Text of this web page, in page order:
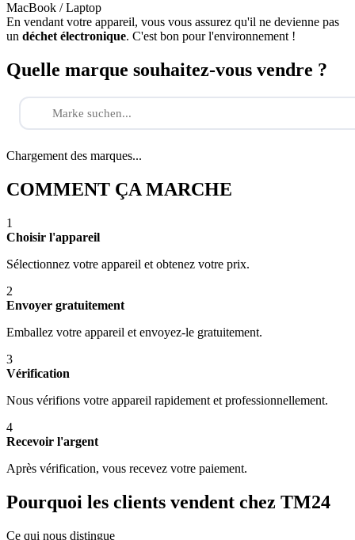
MacBook / Laptop
En vendant votre appareil, vous vous assurez qu'il ne devienne pas
un déchet électronique. C'est bon pour l'environnement !
Quelle marque souhaitez-vous vendre ?
Chargement des marques...
COMMENT ÇA MARCHE
1
Choisir l'appareil
Sélectionnez votre appareil et obtenez votre prix.
2
Envoyer gratuitement
Emballez votre appareil et envoyez-le gratuitement.
3
Vérification
Nous vérifions votre appareil rapidement et professionnellement.
4
Recevoir l'argent
Après vérification, vous recevez votre paiement.
Pourquoi les clients vendent chez TM24
Ce qui nous distingue